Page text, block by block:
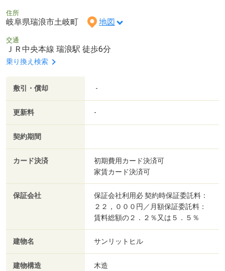
住所
岐阜県瑞浪市土岐町 地図
交通
ＪＲ中央本線 瑞浪駅 徒歩6分
乗り換え検索
敷引・償却 -
更新料 -
契約期間
カード決済
初期費用カード決済可
家賃カード決済可
保証会社
保証会社利用必 契約時保証委託料：
２２，０００円／月額保証委託料：
賃料総額の２．２％又は５．５％
建物名 サンリットヒル
建物構造 木造